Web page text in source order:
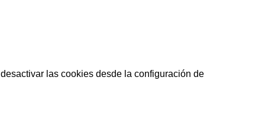
las cookies desde la configuración de